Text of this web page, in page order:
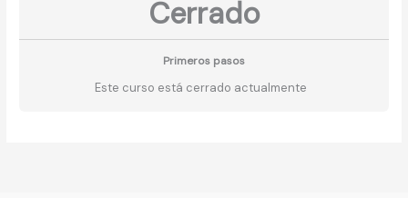
Cerrado
Primeros pasos
Este curso está cerrado actualmente